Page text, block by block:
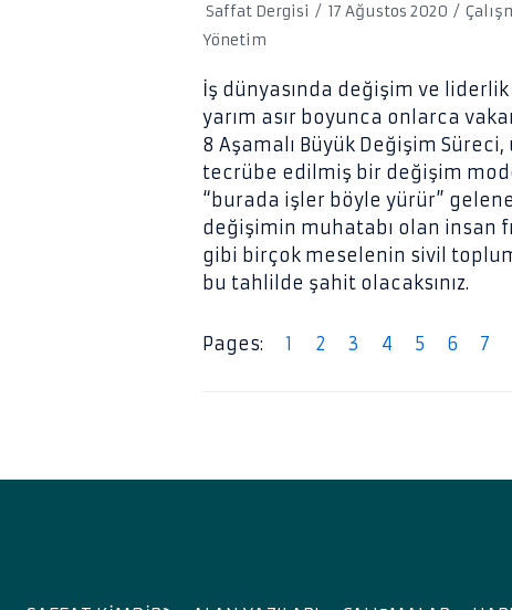
Saffat Dergisi 17 Ağustos 2020
Yönetim
İş dünyasında değişim ve
yarım asır boyunca onlarca
8 Aşamalı Büyük Değişim
tecrübe edilmiş bir değişim
“burada işler böyle yürür”
değişimin muhatabı olan insan
gibi birçok meselenin sivil
bu tahlilde şahit olacaksınız.
Pages: 1 2 3 4 5 6 7